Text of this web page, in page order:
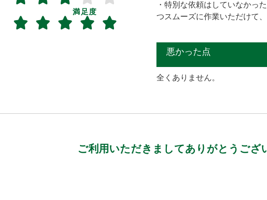
満足度
・特別な依頼はしていなかっ
つスムーズに作業いただけて、
悪かった点
全くありません。
ご利用いただきましてありがとうござ